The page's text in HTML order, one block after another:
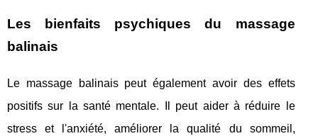
Les bienfaits psychiques du massage
balinais
Le massage balinais peut également avoir des effets
positifs sur la santé mentale. Il peut aider à réduire le
stress et l'anxiété, améliorer la qualité du sommeil,